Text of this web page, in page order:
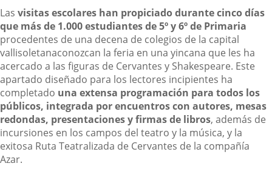
Las visitas escolares han propiciado durante cinco días
que más de 1.000 estudiantes de 5º y 6º de Primaria
procedentes de una decena de colegios de la capital
vallisoletanaconozcan la feria en una yincana que les ha
acercado a las figuras de Cervantes y Shakespeare. Este
apartado diseñado para los lectores incipientes ha
completado una extensa programación para todos los
públicos, integrada por encuentros con autores, mesas
redondas, presentaciones y firmas de libros, además de
incursiones en los campos del teatro y la música, y la
exitosa Ruta Teatralizada de Cervantes de la compañía
Azar.